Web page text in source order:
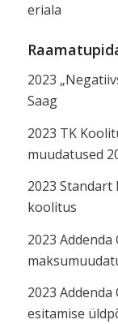
eriala
2023
Saag
2023 TK
muudatused
2023 Standart
koolitus
2023 Addenda
2023
esitamise